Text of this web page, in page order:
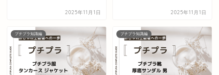
2025年11月1日 2025年11月1日
プチプラ知識編 プチプラ知識編